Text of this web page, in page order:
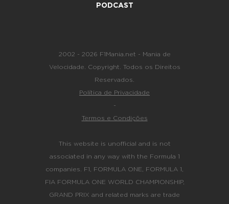
PODCAST
2002 - 2026 F1Mania.net - Mania de
Velocidade. Copyright. Todos os Direitos
Reservados.
Política de Privacidade
-
Termos e Condições
This website is unofficial and is not
associated in any way with the Formula 1
companies. F1, FORMULA ONE, FORMULA 1,
FIA FORMULA ONE WORLD CHAMPIONSHIP,
GRAND PRIX and related marks are trade